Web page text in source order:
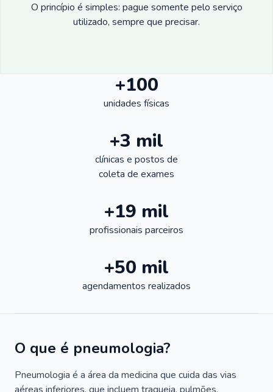
O princípio é simples: pague somente pelo serviço
utilizado, sempre que precisar.
+100
unidades físicas
+3 mil
clínicas e postos de
coleta de exames
+19 mil
profissionais parceiros
+50 mil
agendamentos realizados
O que é pneumologia?
Pneumologia é a área da medicina que cuida das vias